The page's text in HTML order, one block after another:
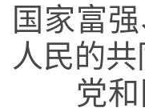
国家富
人民的
党和国